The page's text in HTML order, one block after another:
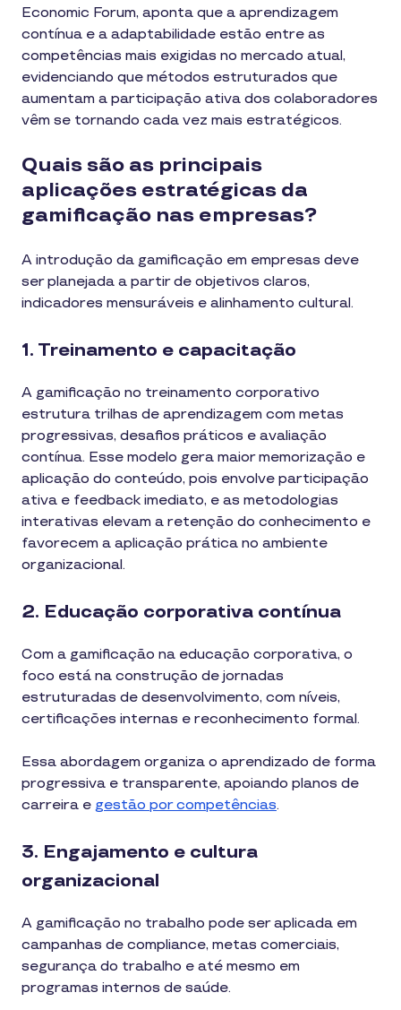
Economic Forum, aponta que a aprendizagem
contínua e a adaptabilidade estão entre as
competências mais exigidas no mercado atual,
evidenciando que métodos estruturados que
aumentam a participação ativa dos colaboradores
vêm se tornando cada vez mais estratégicos.
Quais são as principais
aplicações estratégicas da
gamificação nas empresas?
A introdução da gamificação em empresas deve
ser planejada a partir de objetivos claros,
indicadores mensuráveis e alinhamento cultural.
1. Treinamento e capacitação
A gamificação no treinamento corporativo
estrutura trilhas de aprendizagem com metas
progressivas, desafios práticos e avaliação
contínua. Esse modelo gera maior memorização e
aplicação do conteúdo, pois envolve participação
ativa e feedback imediato, e as metodologias
interativas elevam a retenção do conhecimento e
favorecem a aplicação prática no ambiente
organizacional.
2. Educação corporativa contínua
Com a gamificação na educação corporativa, o
foco está na construção de jornadas
estruturadas de desenvolvimento, com níveis,
certificações internas e reconhecimento formal.
Essa abordagem organiza o aprendizado de forma
progressiva e transparente, apoiando planos de
carreira e gestão por competências.
3. Engajamento e cultura
organizacional
A gamificação no trabalho pode ser aplicada em
campanhas de compliance, metas comerciais,
segurança do trabalho e até mesmo em
programas internos de saúde.